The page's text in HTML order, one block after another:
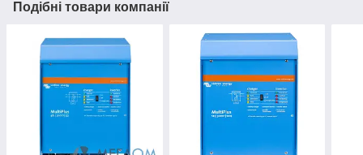
Подібні товари компанії